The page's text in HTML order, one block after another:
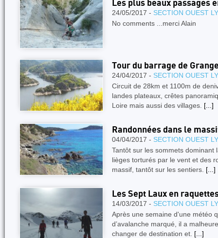
Les plus beaux passages
24/05/2017 - SECTION OUEST
No comments ...merci Alain
Tour du barrage de
24/04/2017 - SECTION OUEST
Circuit de 28km et 1100m de
landes plateaux, crêtes
Loire mais aussi des villages. [...]
Randonnées dans le
04/04/2017 - SECTION OUEST
Tantôt sur les sommets dominant
lièges torturés par le vent et des
massif, tantôt sur les sentiers. [...]
Les Sept Laux en
14/03/2017 - SECTION OUEST
Après une semaine d'une météo
d’avalanche marqué, il a
changer de destination et. [...]